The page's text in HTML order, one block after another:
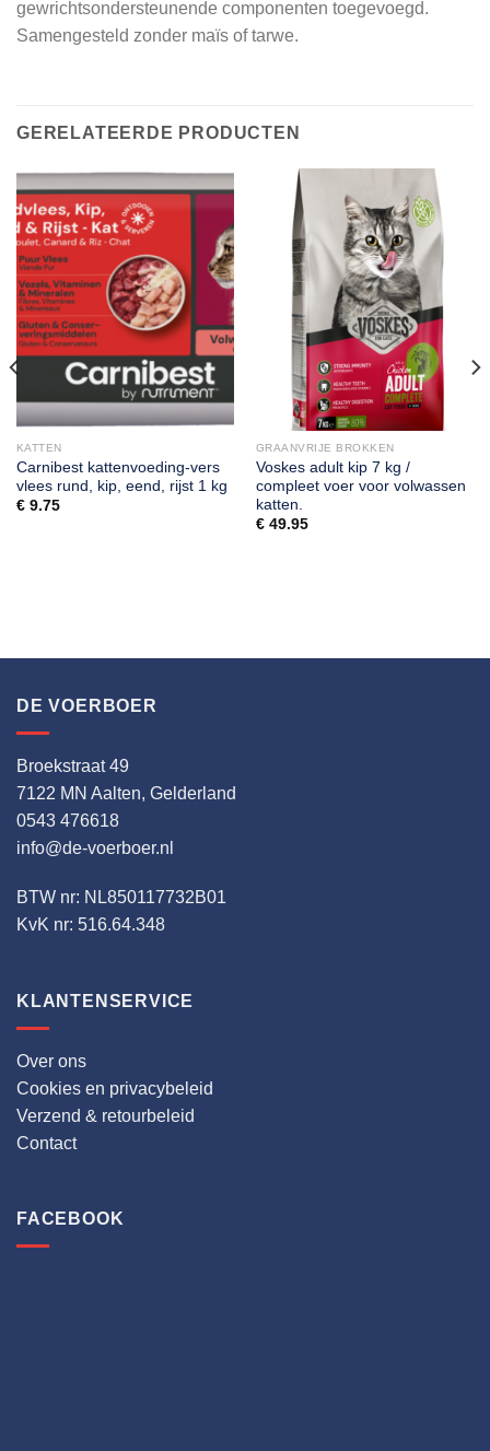
gewrichtsondersteunende componenten toegevoegd.
Samengesteld zonder maïs of tarwe.
GERELATEERDE PRODUCTEN
KATTEN
Carnibest kattenvoeding-vers
vlees rund, kip, eend, rijst 1 kg
€9.75
GRAANVRIJE BROKKEN
Voskes adult kip 7 kg /
compleet voer voor volwassen
katten.
€49.95
DE VOERBOER
Broekstraat 49
7122 MN Aalten, Gelderland
0543 476618
info@de-voerboer.nl
BTW nr: NL850117732B01
KvK nr: 516.64.348
KLANTENSERVICE
Over ons
Cookies en privacybeleid
Verzend & retourbeleid
Contact
FACEBOOK